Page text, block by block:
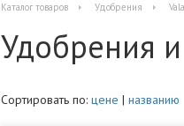
Каталог товаров Удобрения
Удобрения
Сортировать по: цене | названию